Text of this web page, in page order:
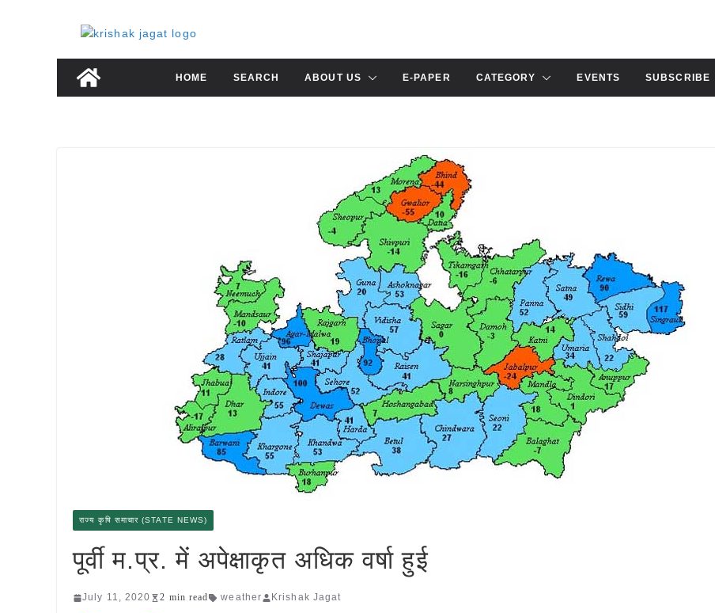
content
HOME SEARCH ABOUT US E-PAPER CATEGORY EVENTS SUBSCRIBE
राज्य कृषि समाचार (STATE NEWS)
पूर्वी म.प्र. में अपेक्षाकृत अधिक वर्षा हुई
July 11, 2020 2 min read weather Krishak Jagat